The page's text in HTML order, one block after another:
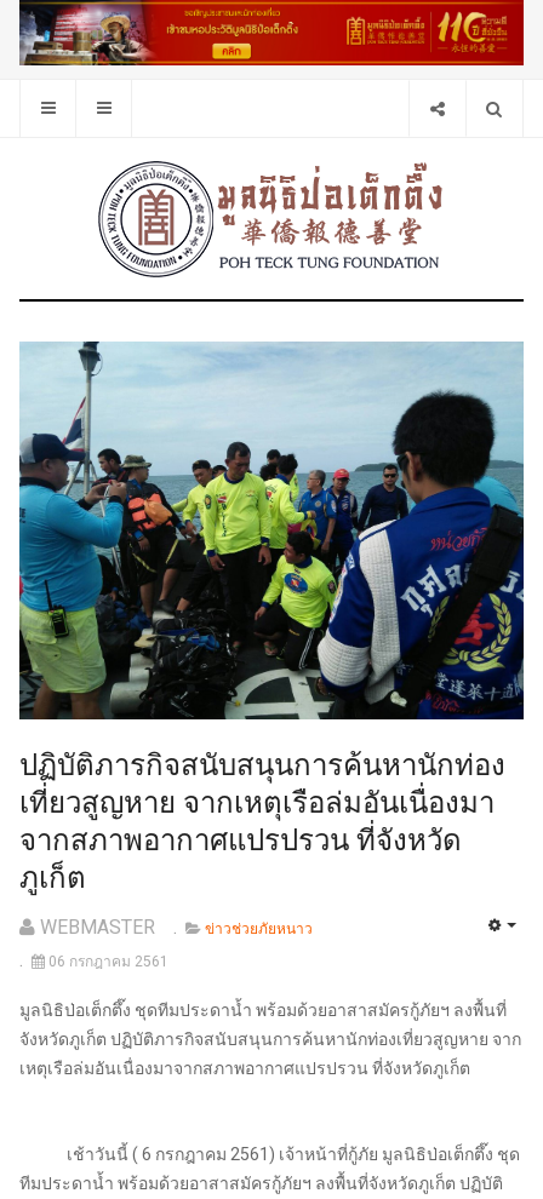
ปฏิบัติภารกิจสนับสนุนการค้นหานักท่อง
เที่ยวสูญหาย จากเหตุเรือล่มอันเนื่องมา
จากสภาพอากาศแปรปรวน ที่จังหวัด
ภูเก็ต
WEBMASTER
ข่าวช่วยภัยหนาว
06 กรกฎาคม 2561
มูลนิธิป่อเต็กตึ๊ง ชุดทีมประดาน้ำ พร้อมด้วยอาสาสมัครกู้ภัยฯ ลงพื้นที่
จังหวัดภูเก็ต ปฏิบัติภารกิจสนับสนุนการค้นหานักท่องเที่ยวสูญหาย จาก
เหตุเรือล่มอันเนื่องมาจากสภาพอากาศแปรปรวน ที่จังหวัดภูเก็ต
เช้าวันนี้ ( 6 กรกฎาคม 2561) เจ้าหน้าที่กู้ภัย มูลนิธิป่อเต็กตึ๊ง ชุด
ทีมประดาน้ำ พร้อมด้วยอาสาสมัครกู้ภัยฯ ลงพื้นที่จังหวัดภูเก็ต ปฏิบัติ